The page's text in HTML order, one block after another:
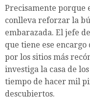
Precisamente porque
conlleva reforzar la
embarazada. El jefe
que tiene ese
por los sitios más
investiga la casa de
tiempo de hacer mil
descubiertos.